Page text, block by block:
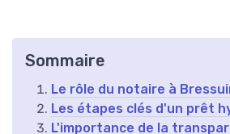
Sommaire
Le rôle du notaire à
Les étapes clés d'un prêt
L'importance de la